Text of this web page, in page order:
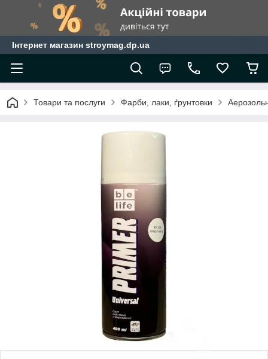
Інтернет магазин stroymag.dp.ua
Товари та послуги Фарби, лаки, ґрунтовки